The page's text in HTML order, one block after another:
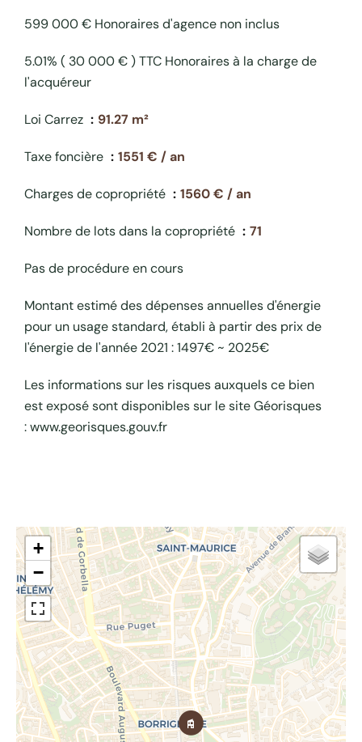
599 000 € Honoraires d'agence non inclus
5.01% ( 30 000 € ) TTC Honoraires à la charge de
l'acquéreur
Loi Carrez 91.27 m²
Taxe foncière 1551 € / an
Charges de copropriété 1560 € / an
Nombre de lots dans la copropriété 71
Pas de procédure en cours
Montant estimé des dépenses annuelles d'énergie
pour un usage standard, établi à partir des prix de
l'énergie de l'année 2021 : 1497€ ~ 2025€
Les informations sur les risques auxquels ce bien
est exposé sont disponibles sur le site Géorisques
: www.georisques.gouv.fr
+
−